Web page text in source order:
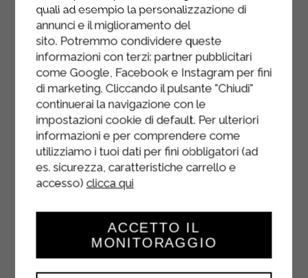
Sterilgarda dans un petit bol.
Assaisonnez avec une pincée de sel,
quelques gouttes de citron et une
demi-cuillère à café de moutarde
douce.
Bien mélanger et réfrigérer jusqu'au
moment de l'utilisation.
Au moment de servir, garnissez la
salade de sauce au yaourt, de
quelques brins de ciboulette et
d'une poignée de graines mélangées
(tournesol, sésame, lin, courge).
quali ad esempio la personalizzazione di
annunci e il miglioramento del
sito. Potremmo condividere queste
informazioni con terzi: partner pubblicitari
come Google, Facebook e Instagram per fini
di marketing. Cliccando il pulsante "Chiudi"
continuerai la navigazione con le
impostazioni cookie di default. Per ulteriori
informazioni e per comprendere come
utilizziamo i tuoi dati per fini obbligatori (ad
es. sicurezza, caratteristiche carrello e
accesso) clicca qui
ACCETTO IL
MONITORAGGIO